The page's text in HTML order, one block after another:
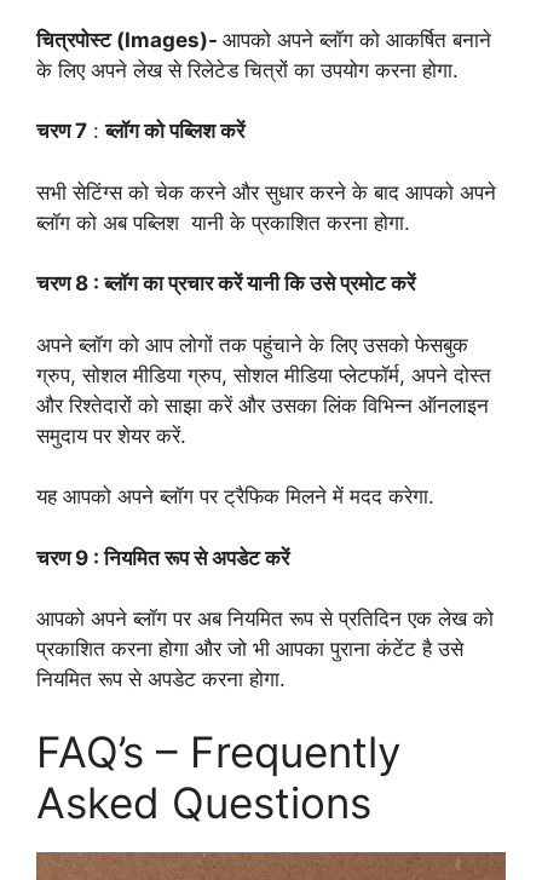
चित्रपोस्ट (Images)- आपको अपने ब्लॉग को आकर्षित बनाने
के लिए अपने लेख से रिलेटेड चित्रों का उपयोग करना होगा.
चरण 7 :ब्लॉग को पब्लिश करें
सभी सेटिंग्स को चेक करने और सुधार करने के बाद आपको अपने
ब्लॉग को अब पब्लिश यानी के प्रकाशित करना होगा.
चरण 8 : ब्लॉग का प्रचार करें यानी कि उसे प्रमोट करें
अपने ब्लॉग को आप लोगों तक पहुंचाने के लिए उसको फेसबुक
ग्रुप, सोशल मीडिया ग्रुप, सोशल मीडिया प्लेटफॉर्म, अपने दोस्त
और रिश्तेदारों को साझा करें और उसका लिंक विभिन्न ऑनलाइन
समुदाय पर शेयर करें.
यह आपको अपने ब्लॉग पर ट्रैफिक मिलने में मदद करेगा.
चरण 9 : नियमित रूप से अपडेट करें
आपको अपने ब्लॉग पर अब नियमित रूप से प्रतिदिन एक लेख को
प्रकाशित करना होगा और जो भी आपका पुराना कंटेंट है उसे
नियमित रूप से अपडेट करना होगा.
FAQ’s – Frequently
Asked Questions